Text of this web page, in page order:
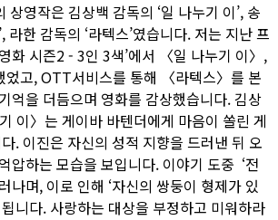
상영작은 김상백 감독의 ‘일 나누기 이’, 송
라한 감독의 ‘라텍스’였습니다. 저는 지난 프
화 시즌2 - 3인 3색’에서 〈일 나누기 이〉,
었고, OTT서비스를 통해 〈라텍스〉를 본
억을 더듬으며 영화를 감상했습니다. 김상
이〉는 게이바 바텐더에게 마음이 쏠린 게
다. 이진은 자신의 성적 지향을 드러낸 뒤 오
압하는 모습을 보입니다. 이야기 도중 ‘전
나며, 이로 인해 ‘자신의 쌍둥이 형제가 있
니다. 사랑하는 대상을 부정하고 미워하라